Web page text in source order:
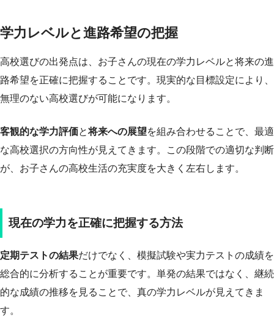
学力レベルと進路希望の把握
高校選びの出発点は、お子さんの現在の学力レベルと将来の進
路希望を正確に把握することです。現実的な目標設定により、
無理のない高校選びが可能になります。
客観的な学力評価と将来への展望を組み合わせることで、最適
な高校選択の方向性が見えてきます。この段階での適切な判断
が、お子さんの高校生活の充実度を大きく左右します。
現在の学力を正確に把握する方法
定期テストの結果だけでなく、模擬試験や実力テストの成績を
総合的に分析することが重要です。単発の結果ではなく、継続
的な成績の推移を見ることで、真の学力レベルが見えてきま
す。